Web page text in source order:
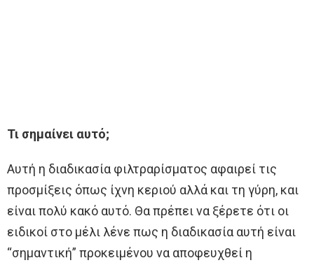
Τι σημαίνει αυτό;
Αυτή η διαδικασία φιλτραρίσματος αφαιρεί τις
προσμίξεις όπως ίχνη κεριού αλλά και τη γύρη, και
είναι πολύ κακό αυτό. Θα πρέπει να ξέρετε ότι οι
ειδικοί στο μέλι λένε πως η διαδικασία αυτή είναι
“σημαντική” προκειμένου να αποφευχθεί η